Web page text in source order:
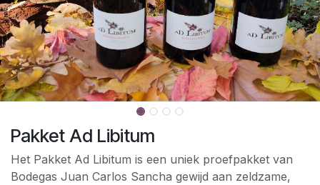
Pakket Ad Libitum
Het Pakket Ad Libitum is een uniek proefpakket van
Bodegas Juan Carlos Sancha gewijd aan zeldzame,